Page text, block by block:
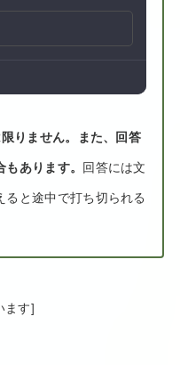
りません。また、回答
あります。 回答には文
と途中で打ち切られる
ます]